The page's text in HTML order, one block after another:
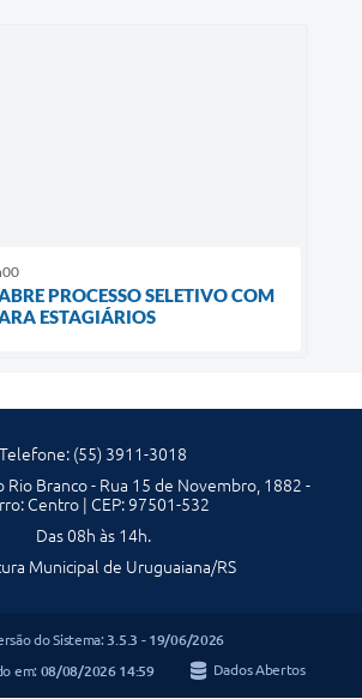
PROCESSO SELETIVO COM
ESTAGIÁRIOS
Telefone: (55) 3911-3018
Rio Branco - Rua 15 de Novembro, 1882 -
Centro | CEP: 97501-532
Das 08h às 14h.
Municipal de Uruguaiana/RS
do Sistema: 3.5.3 - 19/06/2026
em: 08/08/2026 14:59 Dados Abertos